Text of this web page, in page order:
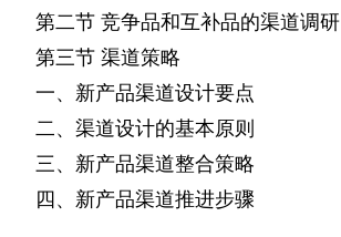
第二节 竞争品和互补品的渠道调研
第三节 渠道策略
一、新产品渠道设计要点
二、渠道设计的基本原则
三、新产品渠道整合策略
四、新产品渠道推进步骤